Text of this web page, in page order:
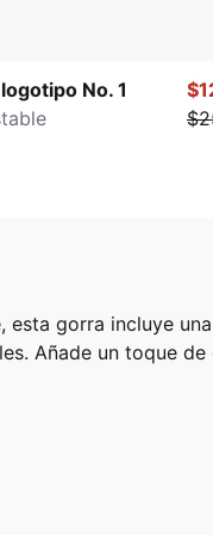
No. 1
gorra incluye
Añade un toque